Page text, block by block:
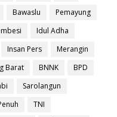
Bawaslu
Pemayung
Idul Adha
Insan Pers
Merangin
Barat BNNK
BPD
Sarolangun
TNI